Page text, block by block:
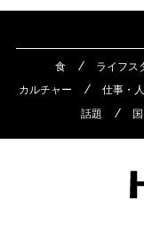
食 ライフス
カルチャー
仕事・
話題